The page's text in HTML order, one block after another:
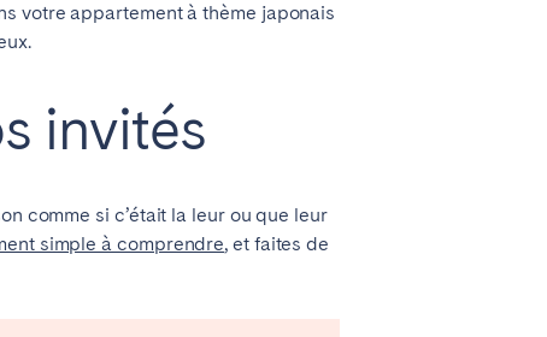
votre appartement à thème japonais
invités
comme si c’était la leur ou que leur
simple à comprendre, et faites de